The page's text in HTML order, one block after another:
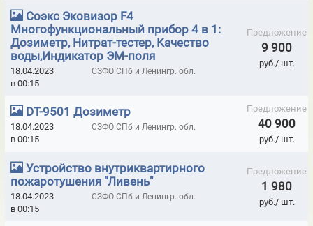
РЕНТГЕНОЗАЩИТНЫЕ ДВЕРИ ЭКВ. PB=1,0 ММ
РЕНТГЕНОЗАЩИТНЫЕ ДВЕРИ ЭКВ. PB=1,5 ММ
РЕНТГЕНОЗАЩИТНЫЕ ДВЕРИ ЭКВ. PB=2,0 ММ
РЕНТГЕНОЗАЩИТНЫЕ ДВЕРИ ЭКВ. PB=2,5 ММ
РЕНТГЕНОЗАЩИТНЫЕ ДВЕРИ ЭКВ. PB=3,0 ММ
РЕНТГЕНОЗАЩИТНЫЕ ДВЕРИ ЭКВ. PB=3,5 ММ
РЕНТГЕНОЗАЩИТНЫЕ ОКНА
РЕНТГЕНОЗАЩИТНЫЕ ОКНА ЭКВ. PB=2,0 ММ
Соэкс Эковизор F4
Многофункциональный прибор 4 в 1:
Дозиметр, Нитрат-тестер, Качество
воды,Индикатор ЭМ-поля
Предложение
9 900
руб./ шт.
18.04.2023
в 00:15
СЗФО СПб и Ленингр. обл.
DT-9501 Дозиметр Предложение
40 900
руб./ шт.
18.04.2023
в 00:15
СЗФО СПб и Ленингр. обл.
Устройство внутриквартирного
пожаротушения "Ливень"
Предложение
1 980
руб./ шт.
18.04.2023
в 00:15
СЗФО СПб и Ленингр. обл.